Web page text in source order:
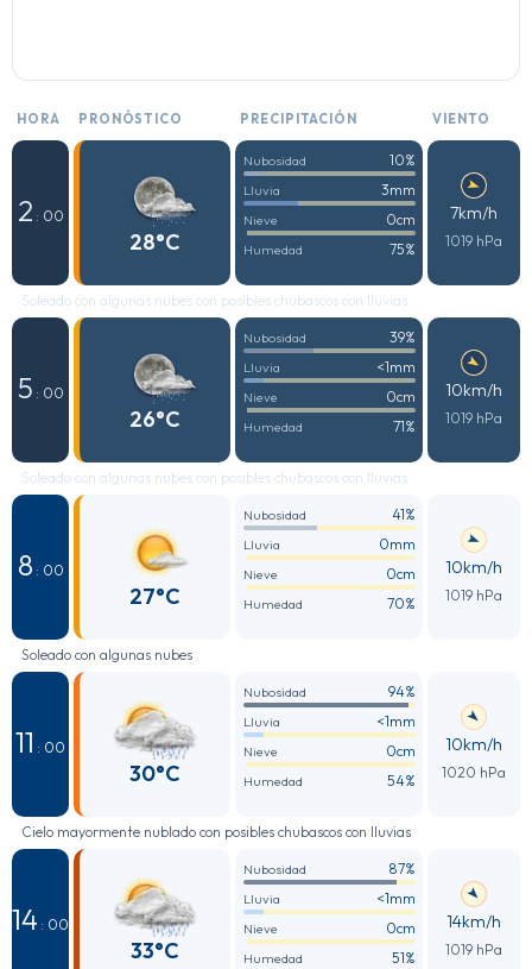
HORA PRONÓSTICO PRECIPITACIÓN VIENTO
2 : 00
28°C
Nubosidad 10%
Lluvia 3mm
Nieve 0cm
Humedad 75%
7km/h
1019 hPa
Soleado con algunas nubes con posibles chubascos con lluvias
5 : 00
26°C
Nubosidad 39%
Lluvia <1mm
Nieve 0cm
Humedad 71%
10km/h
1019 hPa
Soleado con algunas nubes con posibles chubascos con lluvias
8 : 00
27°C
Nubosidad 41%
Lluvia 0mm
Nieve 0cm
Humedad 70%
10km/h
1019 hPa
Soleado con algunas nubes
11 : 00
30°C
Nubosidad 94%
Lluvia <1mm
Nieve 0cm
Humedad 54%
10km/h
1020 hPa
Cielo mayormente nublado con posibles chubascos con lluvias
14 : 00
33°C
Nubosidad 87%
Lluvia <1mm
Nieve 0cm
Humedad 51%
14km/h
1019 hPa